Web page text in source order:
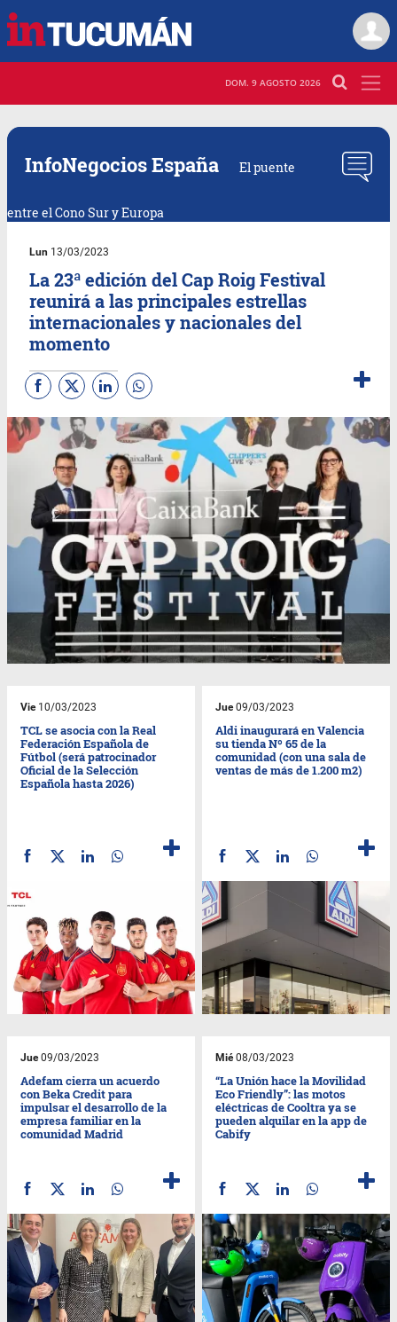
DOM. 9 AGOSTO 2026
InfoNegocios España El puente
entre el Cono Sur y Europa
Lun 13/03/2023
La 23ª edición del Cap Roig Festival
reunirá a las principales estrellas
internacionales y nacionales del
momento
Vie10/03/2023
TCL se asocia con la Real
Federación Española de
Fútbol (será patrocinador
Oficial de la Selección
Española hasta 2026)
Jue09/03/2023
Aldi inaugurará en Valencia
su tienda Nº 65 de la
comunidad (con una sala de
ventas de más de 1.200 m2)
Jue09/03/2023
Adefam cierra un acuerdo
con Beka Credit para
impulsar el desarrollo de la
empresa familiar en la
comunidad Madrid
Mié08/03/2023
“La Unión hace la Movilidad
Eco Friendly”: las motos
eléctricas de Cooltra ya se
pueden alquilar en la app de
Cabify